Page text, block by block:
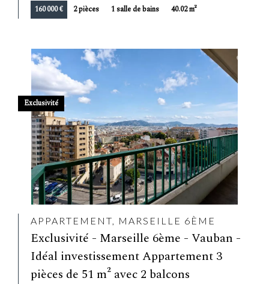
160 000 € 2 pièces 1 salle de bains 40.02 m²
APPARTEMENT, MARSEILLE 6ÈME
Exclusivité - Marseille 6ème - Vauban -
Idéal investissement Appartement 3
pièces de 51 m² avec 2 balcons
Exclusivité